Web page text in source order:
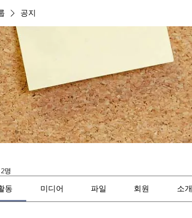
공지
명
동 미디어 파일 회원 소개